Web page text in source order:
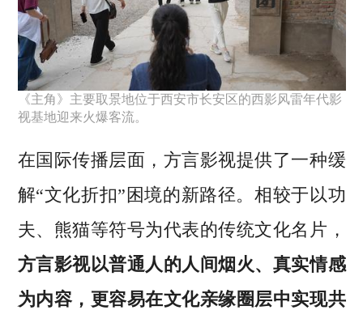
《主角》主要取景地位于西安市长安区的西影风雷年代影
视基地迎来火爆客流。
在国际传播层面，方言影视提供了一种缓
解“文化折扣”困境的新路径。相较于以功
夫、熊猫等符号为代表的传统文化名片，
方言影视以普通人的人间烟火、真实情感
为内容，更容易在文化亲缘圈层中实现共